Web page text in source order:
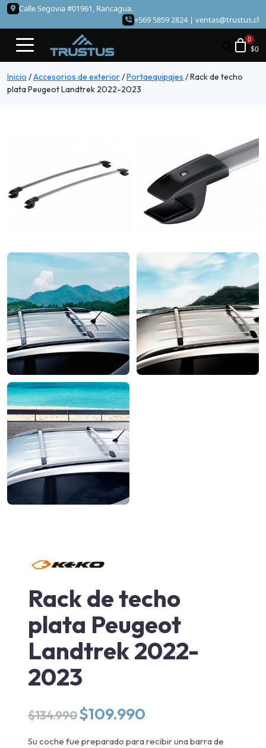
Calle Segovia #01961, Rancagua.
+569 5859 2824 | ventas@trustus.cl
$0
Inicio /Accesorios de exterior/Portaequipajes /Rack de techo
plata Peugeot Landtrek 2022-2023
Rack de techo
plata Peugeot
Landtrek 2022-
2023
$134.990 El
precio
$109.990
actual
Su coche fue preparado para recibir una barra de